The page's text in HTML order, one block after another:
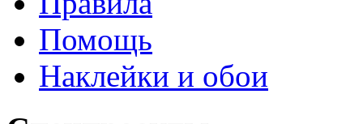
Помощь
Наклейки и обои